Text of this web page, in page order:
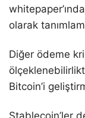
olarak
Diğer ödeme
Bitcoin’i